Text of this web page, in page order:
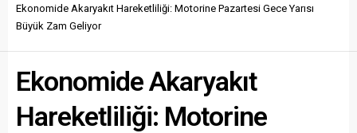
Ekonomide Akaryakıt Hareketliliği: Motorine Pazartesi Gece Yarısı
Büyük Zam Geliyor
Ekonomide Akaryakıt
Hareketliliği: Motorine